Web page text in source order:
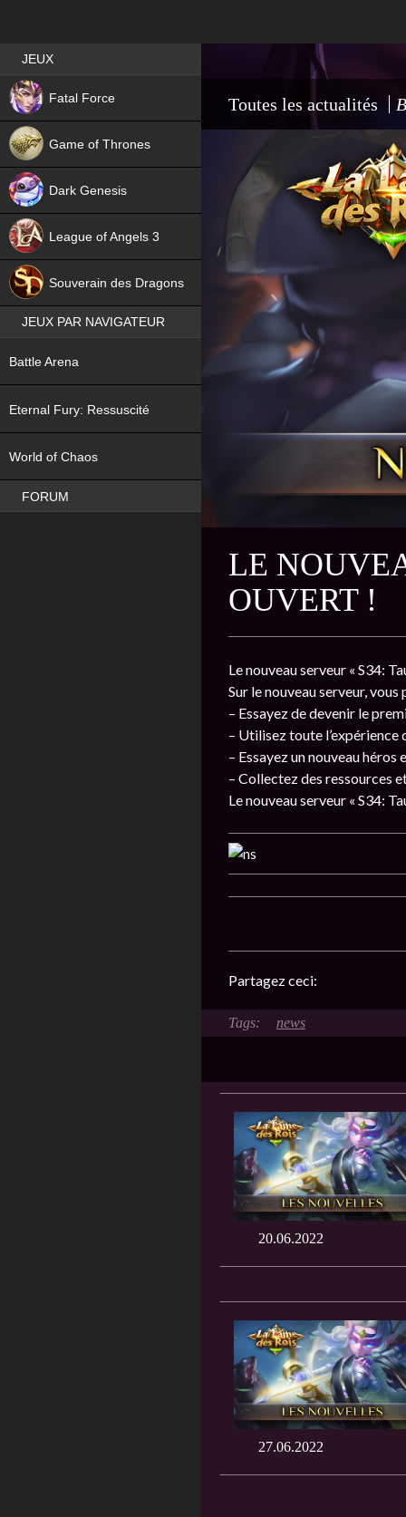
Toutes les actualités
LE
OUVERT !
Le nouveau serveur « S34:
Sur le nouveau serveur, vous
– Essayez de devenir le
– Utilisez toute l’expérience
– Essayez un nouveau
– Collectez des ressources
Le nouveau serveur « S34:
Partagez ceci:
news
20.06.2022
27.06.2022
Best RPG games in France
JEUX
Fatal Force
Game of Thrones
Dark Genesis
League of Angels 3
Souverain des Dragons
JEUX PAR NAVIGATEUR
Battle Arena
Eternal Fury: Ressuscité
World of Chaos
FORUM